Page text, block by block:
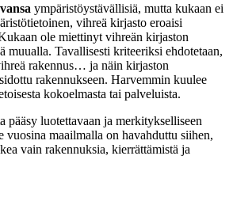
ympäristöystävällisiä, mutta kukaan ei
vihreä kirjasto eroaisi
ole miettinyt vihreän kirjaston
muualla. Tavallisesti kriteeriksi ehdotetaan,
rakennus… ja näin kirjaston
rakennukseen. Harvemmin kuulee
kokoelmasta tai palveluista.
pääsy luotettavaan ja merkitykselliseen
vuosina maailmalla on havahduttu siihen,
vain rakennuksia, kierrättämistä ja